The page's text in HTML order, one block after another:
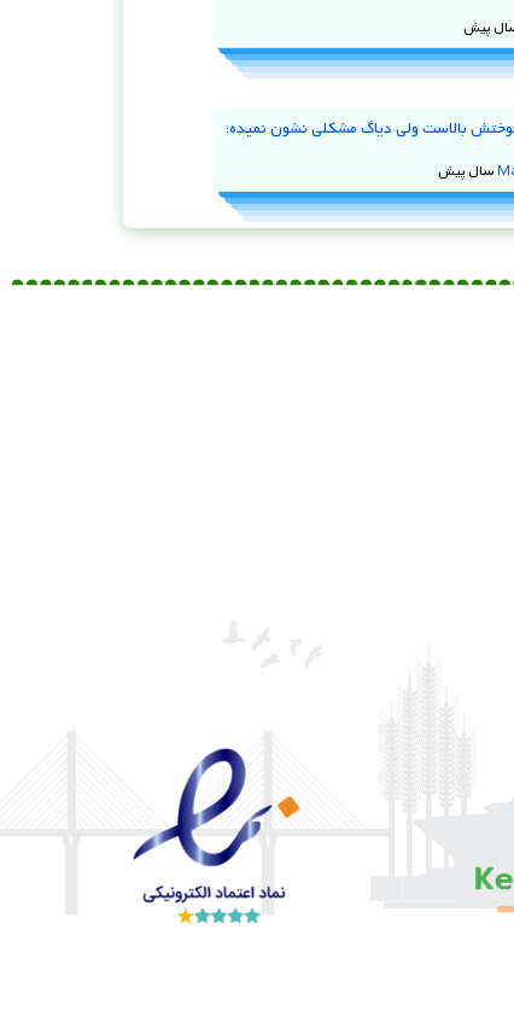
سوختش بالاست ولی دیاگ مشکلی نشون نمیده؛